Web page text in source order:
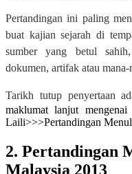
Pertandingan ini paling
buat kajian sejarah di
sumber yang betul
dokumen, artifak atau
Tarikh tutup penyertaan
maklumat lanjut
Laili>>>Pertandingan
2. Pertandingan
Malaysia 2013